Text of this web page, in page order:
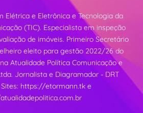
Elétrica e Eletrônica e Tecnologia da
(TIC). Especialista em inspeção
de imóveis. Primeiro Secretário
eleito para gestão 2022/26 do
Atualidade Política Comunicação e
Jornalista e Diagramador - DRT
https://etormann.tk e